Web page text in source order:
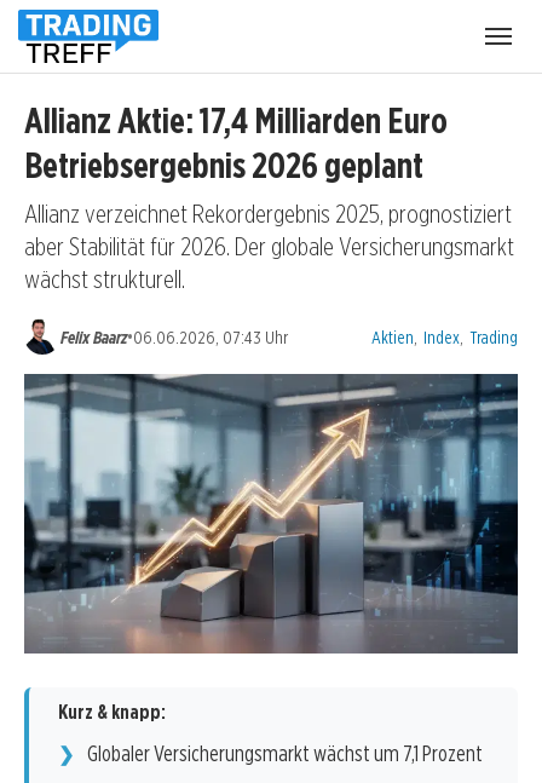
Allianz Aktie: 17,4 Milliarden Euro
Betriebsergebnis 2026 geplant
Allianz verzeichnet Rekordergebnis 2025, prognostiziert
aber Stabilität für 2026. Der globale Versicherungsmarkt
wächst strukturell.
Felix Baarz•06.06.2026, 07:43 Uhr Kategorien:
Aktien Index Trading
Kurz & knapp:
Globaler Versicherungsmarkt wächst um 7,1 Prozent